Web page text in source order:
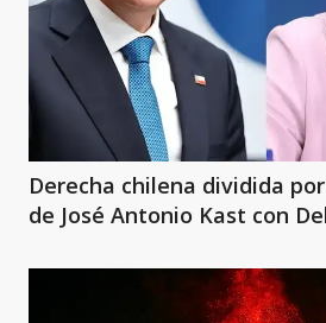
Derecha chilena dividida
de José Antonio Kast con